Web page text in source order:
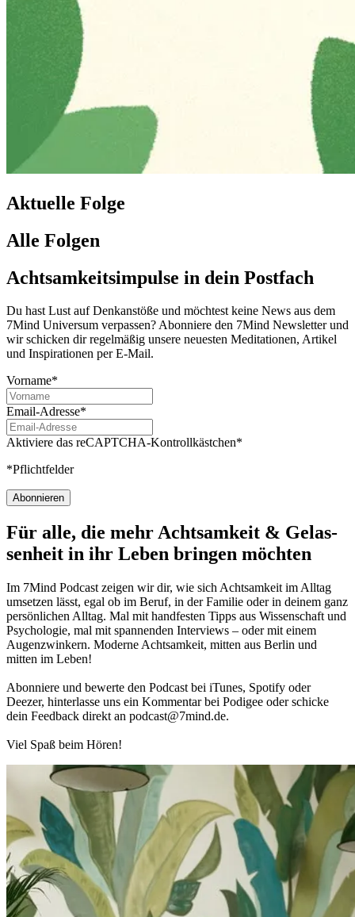
Aktuelle Folge
Alle Folgen
Achtsamkeitsimpulse in dein Postfach
Du hast Lust auf Denkanstöße und möchtest keine News aus dem
7Mind Universum verpassen? Abon­niere den 7Mind News­let­ter und
wir schicken dir regelmäßig unsere neuesten Meditationen, Artikel
und Inspirationen per E-Mail.
Vorname*
Email-Adresse*
Aktiviere das reCAPTCHA-Kontrollkästchen*
*Pflichtfelder
Abonnieren
Für alle, die mehr Acht­sam­keit & Gelas­
sen­heit in ihr Leben brin­gen möch­ten
Im 7Mind Pod­cast zeigen wir dir, wie sich Acht­sam­keit im Alltag
umset­zen lässt, egal ob im Beruf, in der Fami­lie oder in deinem ganz
per­sön­li­chen Alltag. Mal mit hand­fes­ten Tipps aus Wis­sen­schaft und
Psy­cho­lo­gie, mal mit spannenden Interviews – oder mit einem
Augen­zwin­kern. Moderne Acht­sam­keit, mitten aus Berlin und
mitten im Leben!
Abon­niere und bewerte den Pod­cast bei iTunes, Spo­tify oder
Deezer, hin­ter­lasse uns ein Kom­men­tar bei Podigee oder schi­cke
dein Feed­back direkt an podcast@​7​mind.​de.
Viel Spaß beim Hören!